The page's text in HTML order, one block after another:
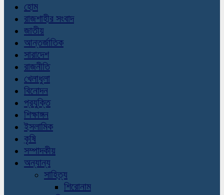
হোম
রাজশাহীর সংবাদ
জাতীয়
আন্তর্জাতিক
সারাদেশ
রাজনীতি
খেলাধুলা
বিনোদন
প্রযুক্তি
শিক্ষাঙ্গন
ইসলামিক
কৃষি
সম্পাদকীয়
অন্যান্য
সাহিত্য
শিরোনাম